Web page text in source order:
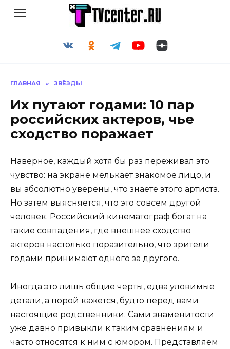
ГЛАВНАЯ » ЗВЁЗДЫ
Их путают годами: 10 пар
российских актеров, чье
сходство поражает
Наверное, каждый хотя бы раз переживал это
чувство: на экране мелькает знакомое лицо, и
вы абсолютно уверены, что знаете этого артиста.
Но затем выясняется, что это совсем другой
человек. Российский кинематограф богат на
такие совпадения, где внешнее сходство
актеров настолько поразительно, что зрители
годами принимают одного за другого.
Иногда это лишь общие черты, едва уловимые
детали, а порой кажется, будто перед вами
настоящие родственники. Сами знаменитости
уже давно привыкли к таким сравнениям и
часто относятся к ним с юмором. Представляем